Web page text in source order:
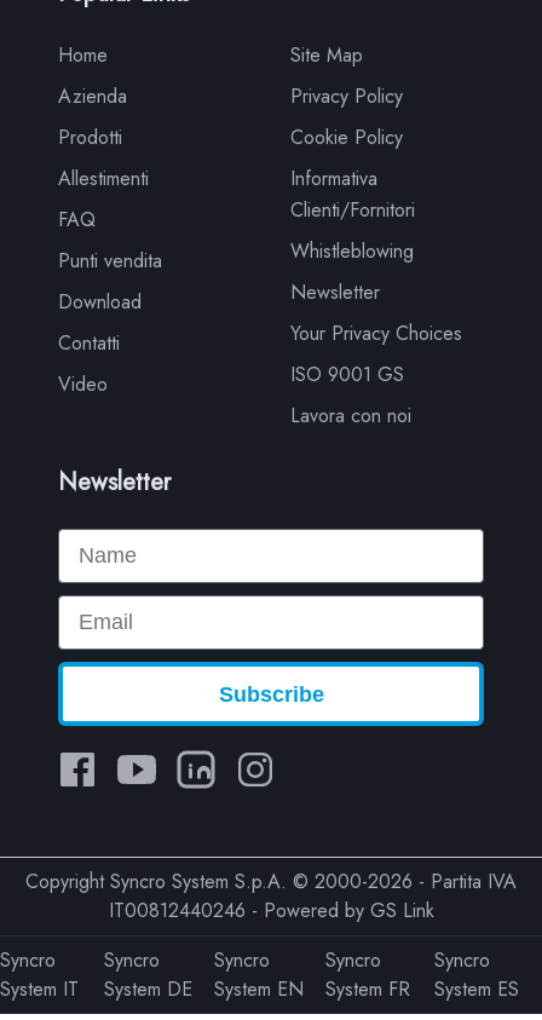
Home
Azienda
Prodotti
Allestimenti
FAQ
Punti vendita
Download
Contatti
Video
Site Map
Privacy Policy
Cookie Policy
Informativa
Clienti/Fornitori
Whistleblowing
Newsletter
Your Privacy Choices
ISO 9001 GS
Lavora con noi
Newsletter
Name
Email
Subscribe
Copyright Syncro System S.p.A. © 2000-2026 - Partita IVA
IT00812440246 - Powered by GS Link
Syncro
System IT
Syncro
System DE
Syncro
System EN
Syncro
System FR
Syncro
System ES